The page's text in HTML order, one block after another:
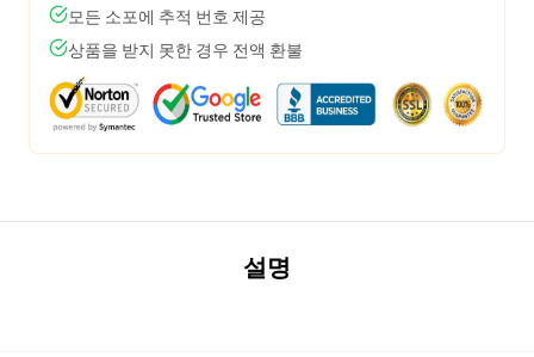
모든 소포에 추적 번호 제공
상품을 받지 못한 경우 전액 환불
설명